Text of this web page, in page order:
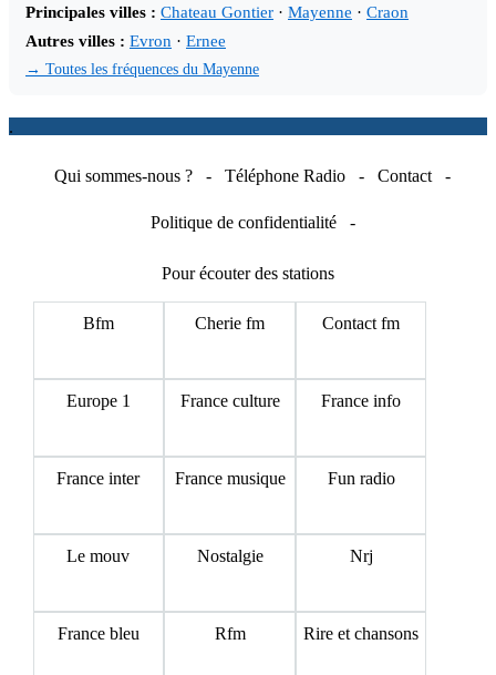
Principales villes : Chateau Gontier · Mayenne · Craon
Autres villes : Evron · Ernee
→ Toutes les fréquences du Mayenne
.
Qui sommes-nous ? - Téléphone Radio - Contact -
Politique de confidentialité -
Pour écouter des stations
Bfm Cherie fm Contact fm
Europe 1 France culture France info
France inter France musique Fun radio
Le mouv Nostalgie Nrj
France bleu Rfm Rire et chansons